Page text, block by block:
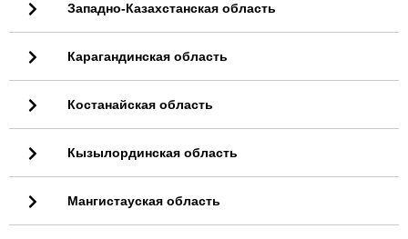
Западно-Казахстанская область
Карагандинская область
Костанайская область
Кызылординская область
Мангистауская область